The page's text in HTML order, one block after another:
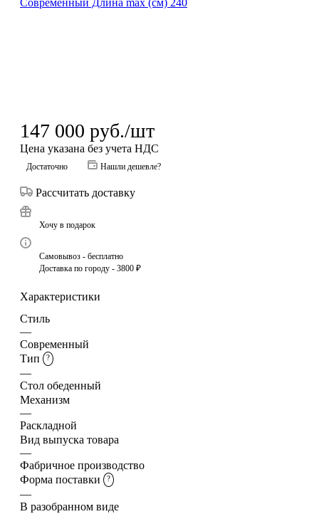
147 000 руб./шт
Цена указана без учета НДС
Достаточно Нашли дешевле?
Рассчитать доставку
Хочу в подарок
Самовывоз - бесплатно
Доставка по городу - 3800 ₽
Характеристики
Стиль
—
Современный
Тип
?
—
Стол обеденный
Механизм
—
Раскладной
Вид выпуска товара
—
Фабричное производство
Форма поставки
?
—
В разобранном виде